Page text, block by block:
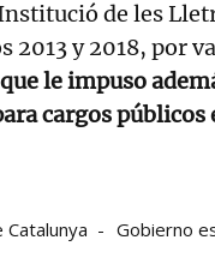
de les
2013 y 2018, por
le impuso
cargos públicos
Catalunya Gobierno